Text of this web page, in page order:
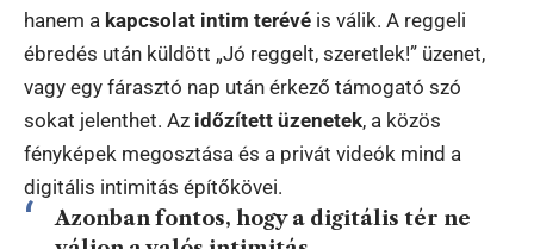
hanem a kapcsolat intim terévé is válik. A reggeli
ébredés után küldött „Jó reggelt, szeretlek!” üzenet,
vagy egy fárasztó nap után érkező támogató szó
sokat jelenthet. Az időzített üzenetek, a közös
fényképek megosztása és a privát videók mind a
digitális intimitás építőkövei.
Azonban fontos, hogy a digitális tér ne